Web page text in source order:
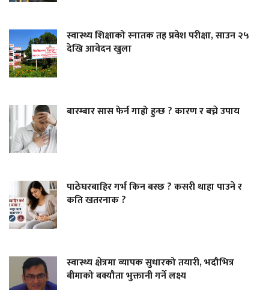
स्वास्थ्य शिक्षाको स्नातक तह प्रवेश परीक्षा, साउन २५
देखि आवेदन खुला
बारम्बार सास फेर्न गाह्रो हुन्छ ? कारण र बच्ने उपाय
पाठेघरबाहिर गर्भ किन बस्छ ? कसरी थाहा पाउने र
कति खतरनाक ?
स्वास्थ्य क्षेत्रमा व्यापक सुधारको तयारी, भदौभित्र
बीमाको बक्यौता भुक्तानी गर्ने लक्ष्य